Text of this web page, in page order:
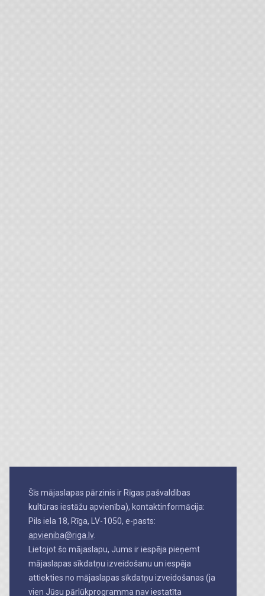
Šīs mājaslapas pārzinis ir Rīgas pašvaldības
kultūras iestāžu apvienība), kontaktinformācija:
Pils iela 18, Rīga, LV-1050, e-pasts:
apvieniba@riga.lv.
Lietojot šo mājaslapu, Jums ir iespēja pieņemt
mājaslapas sīkdatņu izveidošanu un iespēja
attiekties no mājaslapas sīkdatņu izveidošanas (ja
vien Jūsu pārlūkprogramma nav iestatīta